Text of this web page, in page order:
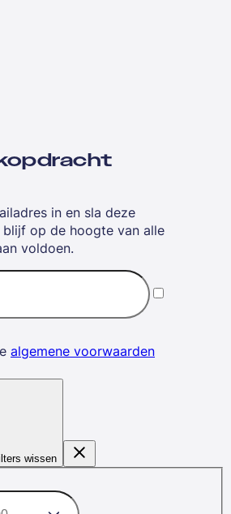
in en sla deze
op de hoogte van alle
voldoen.
algemene voorwaarden
wissen